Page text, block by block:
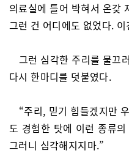
의료실에 틀어 박혀서 온갖
그런 건 어디에도 없었다.
그런 심각한 주리를 물끄
다시 한마디를 덧붙였다.
“주리, 믿기 힘들겠지만
도 경험한 탓에 이런 종류
그러니 심각해지지마.”